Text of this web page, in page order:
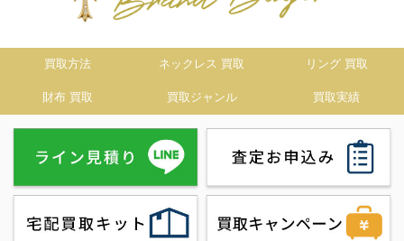
買取方法 ネックレス 買取 リング 買取
財布 買取 買取ジャンル 買取実績